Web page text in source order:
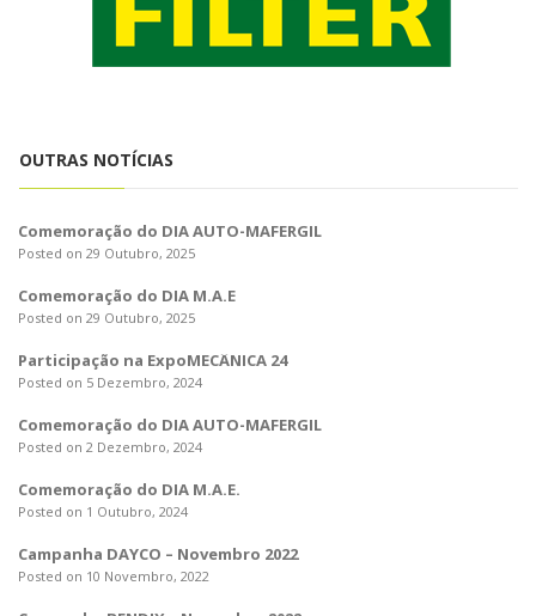
OUTRAS NOTÍCIAS
Comemoração do DIA AUTO-MAFERGIL
Posted on 29 Outubro, 2025
Comemoração do DIA M.A.E
Posted on 29 Outubro, 2025
Participação na ExpoMECÂNICA 24
Posted on 5 Dezembro, 2024
Comemoração do DIA AUTO-MAFERGIL
Posted on 2 Dezembro, 2024
Comemoração do DIA M.A.E.
Posted on 1 Outubro, 2024
Campanha DAYCO – Novembro 2022
Posted on 10 Novembro, 2022